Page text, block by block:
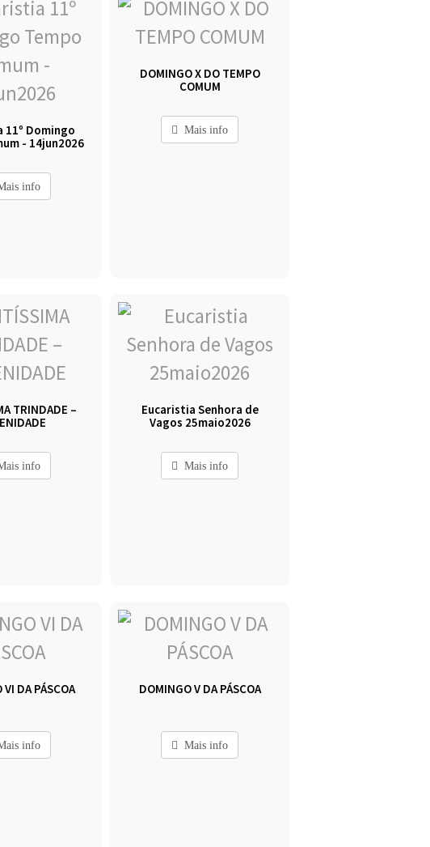
11º Domingo
- 14jun2026
info
DOMINGO X DO TEMPO
COMUM
Mais info
TRINDADE –
info
Eucaristia Senhora de
Vagos 25maio2026
Mais info
DA PÁSCOA
info
DOMINGO V DA PÁSCOA
Mais info